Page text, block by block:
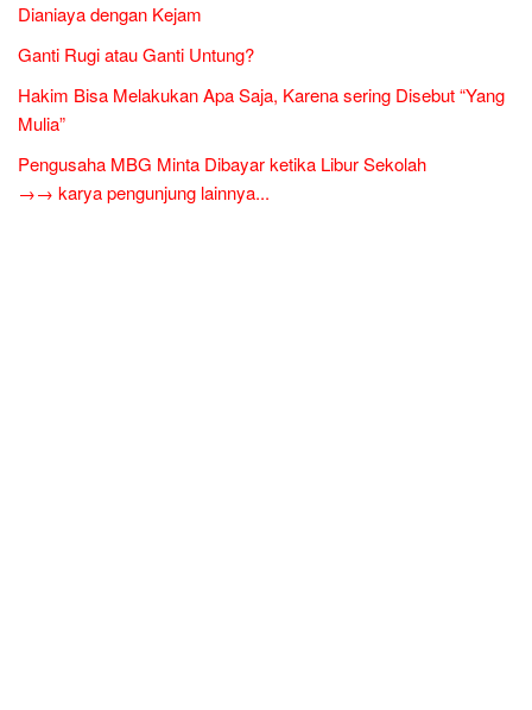
Dianiaya dengan Kejam
Ganti Rugi atau Ganti Untung?
Hakim Bisa Melakukan Apa Saja, Karena sering Disebut “Yang
Mulia”
Pengusaha MBG Minta Dibayar ketika Libur Sekolah
→→ karya pengunjung lainnya...